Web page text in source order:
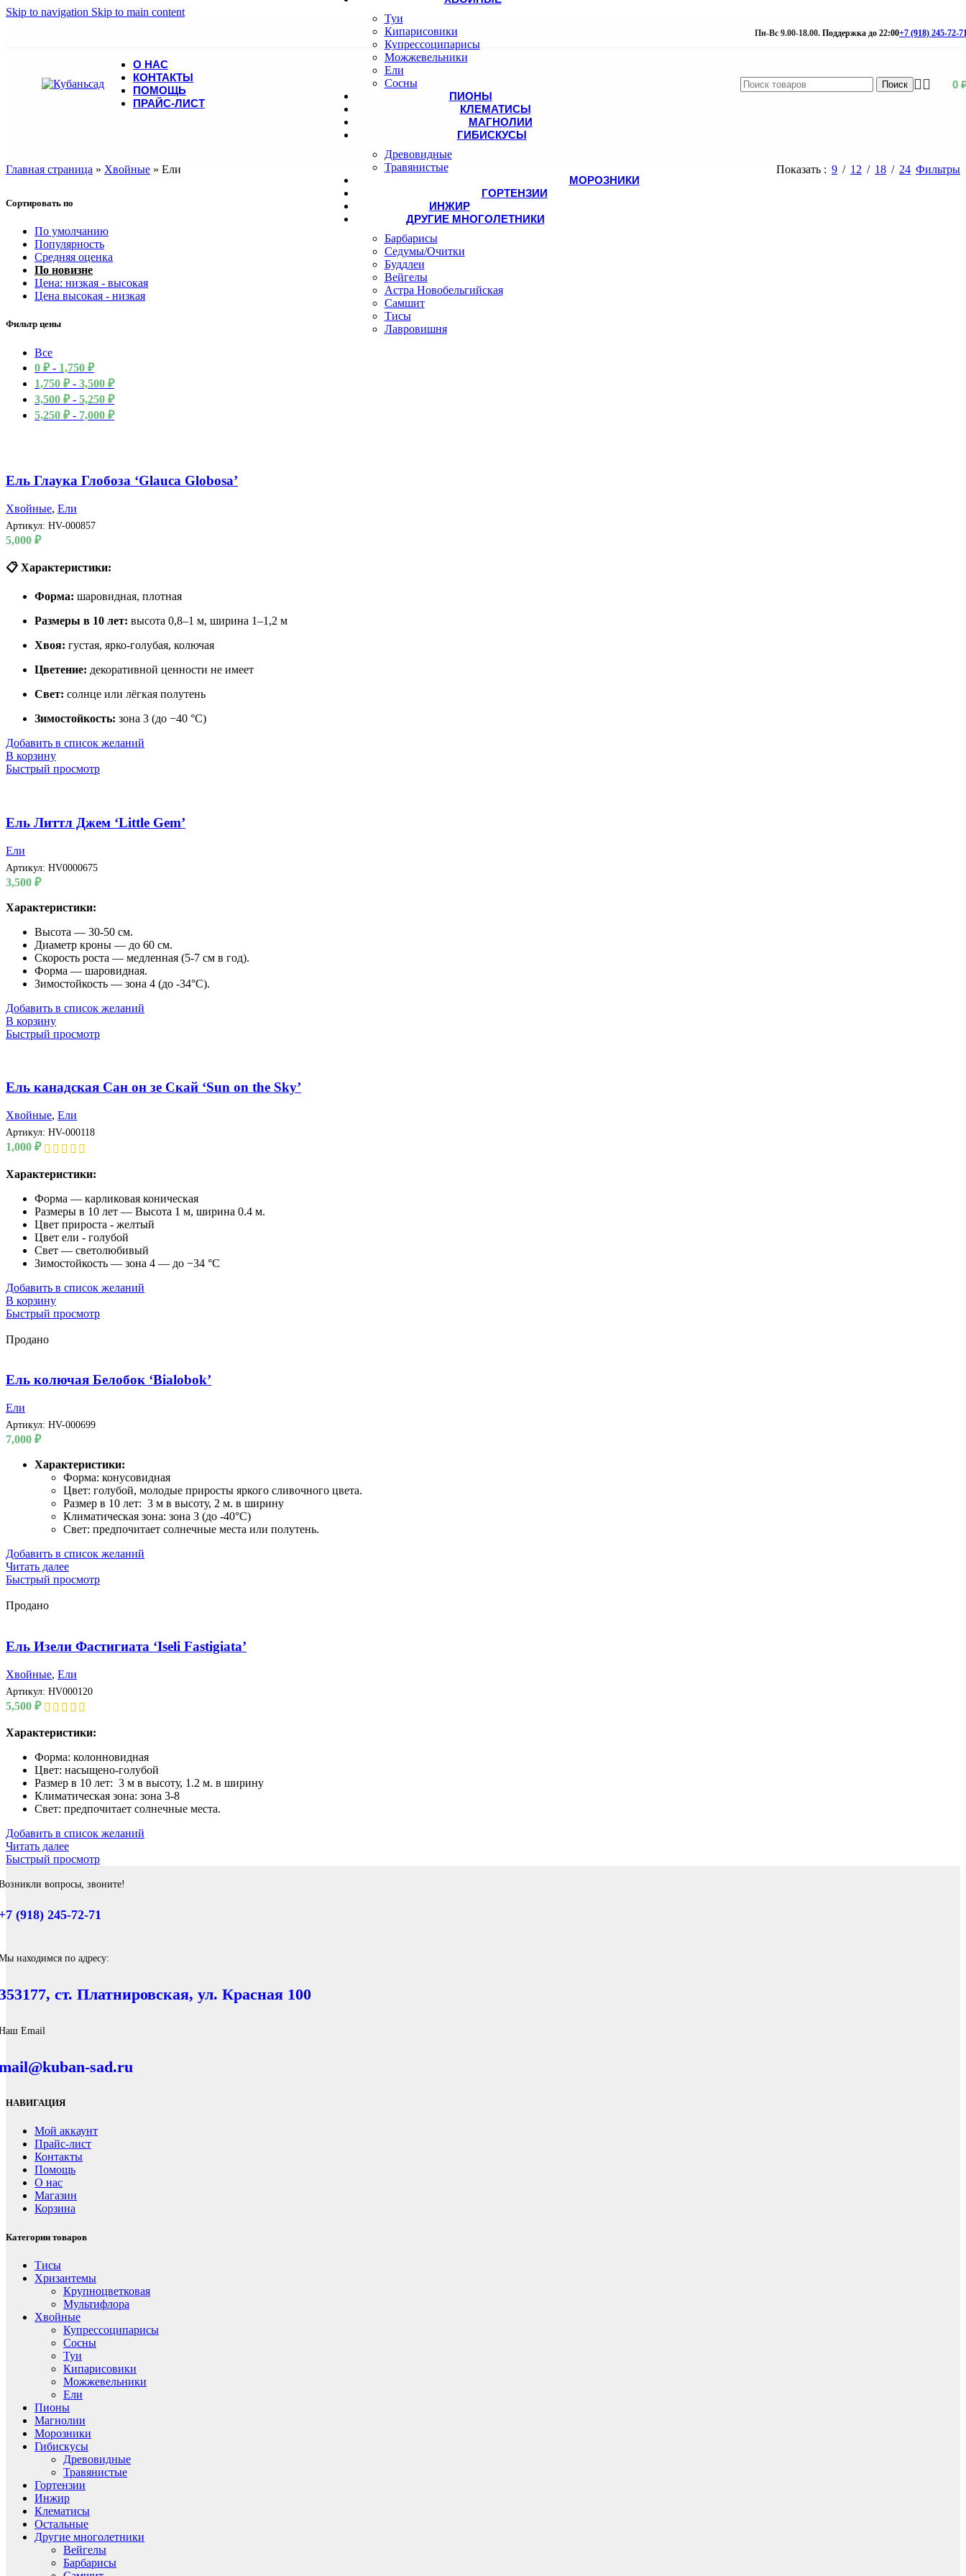
Skip to navigation Skip to main content
Пн-Вс 9.00-18.00. Поддержка до 22:00+7 (918) 245-72-
О НАС
КОНТАКТЫ
ПОМОЩЬ
ПРАЙС-ЛИСТ
Поиск 0
Туи
Кипарисовики
Купрессоципарисы
Можжевельники
Ели
Сосны
ПИОНЫ
КЛЕМАТИСЫ
МАГНОЛИИ
ГИБИСКУСЫ
Древовидные
Травянистые
МОРОЗНИКИ
ГОРТЕНЗИИ
ИНЖИР
ДРУГИЕ МНОГОЛЕТНИКИ
Барбарисы
Седумы/Очитки
Буддлеи
Вейгелы
Астра Новобельгийская
Самшит
Тисы
Лавровишня
Главная страница » Хвойные » Ели Показать 9 12 18 24 Фильтры
Сортировать по
По умолчанию
Популярность
Средняя оценка
По новизне
Цена: низкая - высокая
Цена высокая - низкая
Фильтр цены
Все
0 ₽- 1,750 ₽
1,750 ₽- 3,500 ₽
3,500 ₽- 5,250 ₽
5,250 ₽- 7,000 ₽
Ель Глаука Глобоза ‘Glauca Globosa’
Хвойные, Ели
Артикул: HV-000857
5,000 ₽
📋 Характеристики:
Форма: шаровидная, плотная
Размеры в 10 лет: высота 0,8–1 м, ширина 1–1,2 м
Хвоя: густая, ярко-голубая, колючая
Цветение: декоративной ценности не имеет
Свет: солнце или лёгкая полутень
Зимостойкость: зона 3 (до −40 °C)
Добавить в список желаний
В корзину
Быстрый просмотр
Ель Литтл Джем ‘Little Gem’
Ели
Артикул: HV0000675
3,500 ₽
Характеристики:
Высота — 30-50 см.
Диаметр кроны — до 60 см.
Скорость роста — медленная (5-7 см в год).
Форма — шаровидная.
Зимостойкость — зона 4 (до -34°C).
Добавить в список желаний
В корзину
Быстрый просмотр
Ель канадская Сан он зе Скай ‘Sun on the Sky’
Хвойные, Ели
Артикул: HV-000118
1,000 ₽
Характеристики:
Форма — карликовая коническая
Размеры в 10 лет — Высота 1 м, ширина 0.4 м.
Цвет прироста - желтый
Цвет ели - голубой
Свет — светолюбивый
Зимостойкость — зона 4 — до −34 °C
Добавить в список желаний
В корзину
Быстрый просмотр
Продано
Ель колючая Белобок ‘Bialobok’
Ели
Артикул: HV-000699
7,000 ₽
Характеристики:
Форма: конусовидная
Цвет: голубой, молодые приросты яркого сливочного цвета.
Размер в 10 лет: 3 м в высоту, 2 м. в ширину
Климатическая зона: зона 3 (до -40°C)
Свет: предпочитает солнечные места или полутень.
Добавить в список желаний
Читать далее
Быстрый просмотр
Продано
Ель Изели Фастигиата ‘Iseli Fastigiata’
Хвойные, Ели
Артикул: HV000120
5,500 ₽
Характеристики:
Форма: колонновидная
Цвет: насыщено-голубой
Размер в 10 лет: 3 м в высоту, 1.2 м. в ширину
Климатическая зона: зона 3-8
Свет: предпочитает солнечные места.
Добавить в список желаний
Читать далее
Быстрый просмотр
вопросы, звоните!
(918) 245-72-71
находимся по адресу:
ст. Платнировская, ул. Красная 100
Email
sad.ru
НАВИГАЦИЯ
Мой аккаунт
Прайс-лист
Контакты
Помощь
О нас
Магазин
Корзина
Категории товаров
Тисы
Хризантемы
Крупноцветковая
Мультифлора
Хвойные
Купрессоципарисы
Сосны
Туи
Кипарисовики
Можжевельники
Ели
Пионы
Магнолии
Морозники
Гибискусы
Древовидные
Травянистые
Гортензии
Инжир
Клематисы
Остальные
Другие многолетники
Вейгелы
Барбарисы